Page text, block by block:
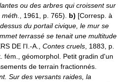
ou des arbres qui croissent sur
, 1961, p. 765). b) [Corresp. à
du portail civique, le mur se
terrassé se tenait une multitude
DE l'I.-A., Contes cruels, 1883, p.
fém., géomorphol. Petit gradin d'un
de terrain fractionnés.
Sur des versants raides, la